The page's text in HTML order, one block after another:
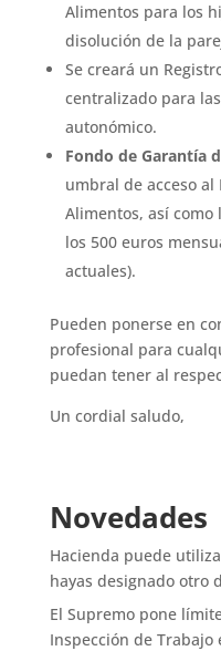
Alimentos para los
disolución de la
Se creará un
centralizado para
autonómico.
Fondo de Garantía
umbral de acceso al
Alimentos, así
los 500 euros
actuales).
Pueden ponerse en
profesional para
puedan tener al
Un cordial saludo,
Novedades
Hacienda puede
hayas designado otro
El Supremo pone
Inspección de Trabajo